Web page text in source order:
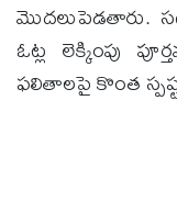
మొదలుపెడతారు.
ఓట్ల లెక్కింపు
ఫలితాలపై కొంత